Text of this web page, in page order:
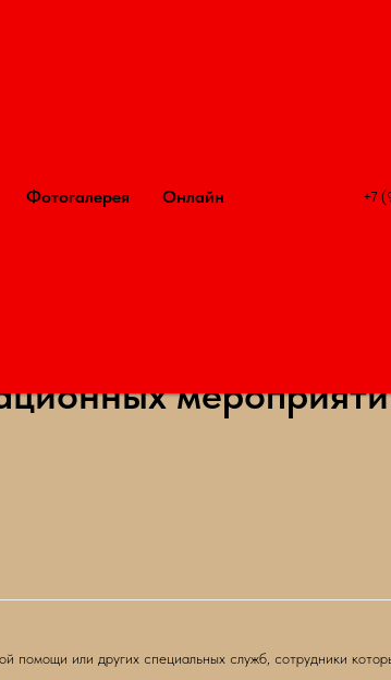
Фотогалерея Онлайн +7
или других специальных служб, сотрудники